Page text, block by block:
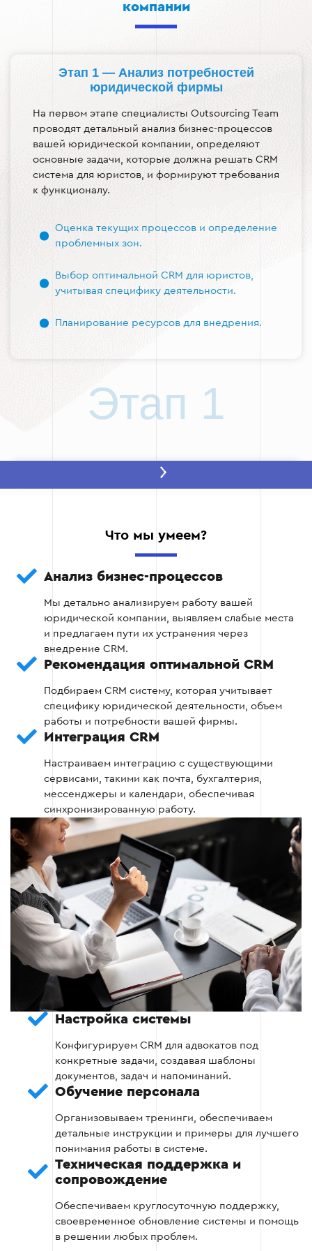
компании
Этап 1 — Анализ потребностей
юридической фирмы
На первом этапе специалисты Outsourcing Team
проводят детальный анализ бизнес-процессов
вашей юридической компании, определяют
основные задачи, которые должна решать CRM
система для юристов, и формируют требования
к функционалу.
Оценка текущих процессов и определение
проблемных зон.
Выбор оптимальной CRM для юристов,
учитывая специфику деятельности.
Планирование ресурсов для внедрения.
Этап 1
Этап 2 — Подключение и настройка
системы для юристов к внутренним сервисам
компании и настройка базовых функций.
календарями и документами.
Создание шаблонов для юридических
документов.
безопасности данных.
Этап 2
Этап 3 — Автоматизация юридических
процессов
На этом этапе специалисты Outsourcing Team
настраивают автоматизацию ключевых
процессов.
Автоматические напоминания о судебных
заседаниях и дедлайнах.
Выставление счетов и учет оплаты услуг.
Автоматизация создания юридических
документов.
Этап 3
Этап 4 — Тестирование системы
После настройки все функции CRM
Что мы умеем?
Анализ бизнес-процессов
Мы детально анализируем работу вашей
юридической компании, выявляем слабые места
и предлагаем пути их устранения через
внедрение CRM.
Рекомендация оптимальной CRM
Подбираем CRM систему, которая учитывает
специфику юридической деятельности, объем
работы и потребности вашей фирмы.
Интеграция CRM
Настраиваем интеграцию с существующими
сервисами, такими как почта, бухгалтерия,
мессенджеры и календари, обеспечивая
синхронизированную работу.
Настройка системы
Конфигурируем CRM для адвокатов под
конкретные задачи, создавая шаблоны
документов, задач и напоминаний.
Обучение персонала
Организовываем тренинги, обеспечиваем
детальные инструкции и примеры для лучшего
понимания работы в системе.
Техническая поддержка и
сопровождение
Обеспечиваем круглосуточную поддержку,
своевременное обновление системы и помощь
в решении любых проблем.